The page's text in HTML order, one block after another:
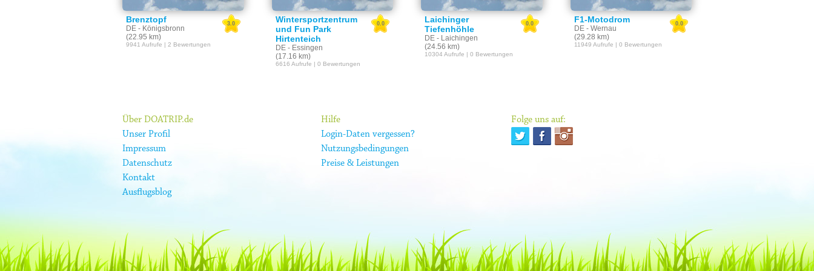
Brenztopf
DE - Königsbronn
(22.95 km)
3.0
9941 Aufrufe | 2 Bewertungen
Wintersportzentrum
und Fun Park
Hirtenteich
DE - Essingen
(17.16 km)
0.0
6616 Aufrufe | 0 Bewertungen
Laichinger
Tiefenhöhle
DE - Laichingen
(24.56 km)
0.0
10304 Aufrufe | 0 Bewertungen
F1-Motodrom
DE - Wernau
(29.28 km)
0.0
11949 Aufrufe | 0 Bewertungen
Über DOATRIP.de
Unser Profil
Impressum
Datenschutz
Kontakt
Ausflugsblog
Hilfe
Login-Daten vergessen?
Nutzungsbedingungen
Preise & Leistungen
Folge uns auf: